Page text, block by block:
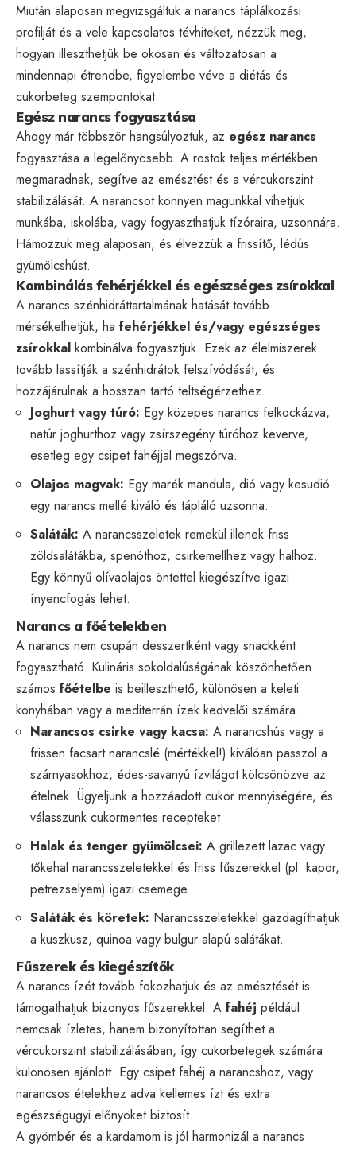
Miután alaposan megvizsgáltuk a narancs táplálkozási
profilját és a vele kapcsolatos tévhiteket, nézzük meg,
hogyan illeszthetjük be okosan és változatosan a
mindennapi étrendbe, figyelembe véve a diétás és
cukorbeteg szempontokat.
Egész narancs fogyasztása
Ahogy már többször hangsúlyoztuk, az egész narancs
fogyasztása a legelőnyösebb. A rostok teljes mértékben
megmaradnak, segítve az emésztést és a vércukorszint
stabilizálását. A narancsot könnyen magunkkal vihetjük
munkába, iskolába, vagy fogyaszthatjuk tízóraira, uzsonnára.
Hámozzuk meg alaposan, és élvezzük a frissítő, lédús
gyümölcshúst.
Kombinálás fehérjékkel és egészséges zsírokkal
A narancs szénhidráttartalmának hatását tovább
mérsékelhetjük, ha fehérjékkel és/vagy egészséges
zsírokkal kombinálva fogyasztjuk. Ezek az élelmiszerek
tovább lassítják a szénhidrátok felszívódását, és
hozzájárulnak a hosszan tartó teltségérzethez.
Joghurt vagy túró: Egy közepes narancs felkockázva,
natúr joghurthoz vagy zsírszegény túróhoz keverve,
esetleg egy csipet fahéjjal megszórva.
Olajos magvak: Egy marék mandula, dió vagy kesudió
egy narancs mellé kiváló és tápláló uzsonna.
Saláták: A narancsszeletek remekül illenek friss
zöldsalátákba, spenóthoz, csirkemellhez vagy halhoz.
Egy könnyű olívaolajos öntettel kiegészítve igazi
ínyencfogás lehet.
Narancs a főételekben
A narancs nem csupán desszertként vagy snackként
fogyasztható. Kulináris sokoldalúságának köszönhetően
számos főételbe is beilleszthető, különösen a keleti
konyhában vagy a mediterrán ízek kedvelői számára.
Narancsos csirke vagy kacsa: A narancshús vagy a
frissen facsart narancslé (mértékkel!) kiválóan passzol a
szárnyasokhoz, édes-savanyú ízvilágot kölcsönözve az
ételnek. Ügyeljünk a hozzáadott cukor mennyiségére, és
válasszunk cukormentes recepteket.
Halak és tenger gyümölcsei: A grillezett lazac vagy
tőkehal narancsszeletekkel és friss fűszerekkel (pl. kapor,
petrezselyem) igazi csemege.
Saláták és köretek: Narancsszeletekkel gazdagíthatjuk
a kuszkusz, quinoa vagy bulgur alapú salátákat.
Fűszerek és kiegészítők
A narancs ízét tovább fokozhatjuk és az emésztését is
támogathatjuk bizonyos fűszerekkel. A fahéj például
nemcsak ízletes, hanem bizonyítottan segíthet a
vércukorszint stabilizálásában, így cukorbetegek számára
különösen ajánlott. Egy csipet fahéj a narancshoz, vagy
narancsos ételekhez adva kellemes ízt és extra
egészségügyi előnyöket biztosít.
A gyömbér és a kardamom is jól harmonizál a narancs